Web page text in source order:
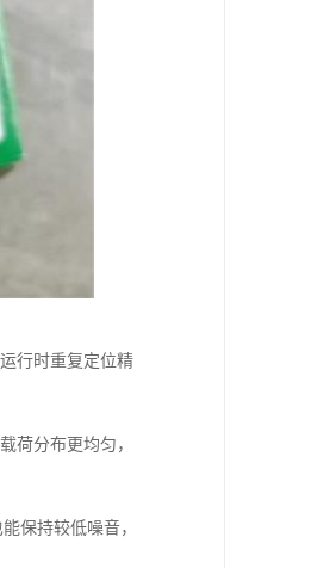
行时重复定位精
荷分布更均匀，
保持较低噪音，